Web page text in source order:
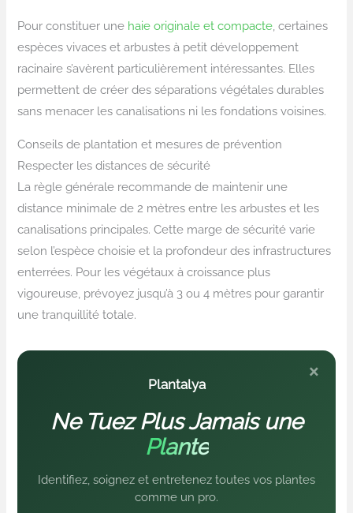
Pour constituer une haie originale et compacte , certaines
espèces vivaces et arbustes à petit développement
racinaire s’avèrent particulièrement intéressantes. Elles
permettent de créer des séparations végétales durables
sans menacer les canalisations ni les fondations voisines.
Conseils de plantation et mesures de prévention
Respecter les distances de sécurité
La règle générale recommande de maintenir une
distance minimale de 2 mètres entre les arbustes et les
canalisations principales. Cette marge de sécurité varie
selon l’espèce choisie et la profondeur des infrastructures
enterrées. Pour les végétaux à croissance plus
vigoureuse, prévoyez jusqu’à 3 ou 4 mètres pour garantir
une tranquillité totale.
×
Plantalya
Ne Tuez Plus Jamais une
Plante
Identifiez, soignez et entretenez toutes vos plantes
comme un pro.